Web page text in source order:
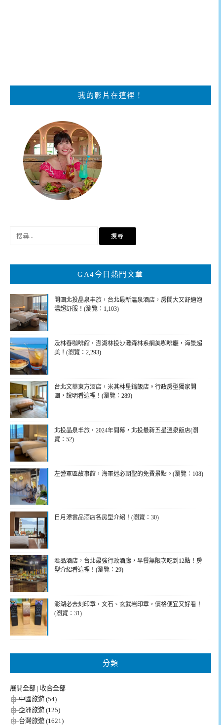
我的影片在這裡！
鍵
GA4今日熱門文章
開團北投晶泉丰旅，台北最新溫泉酒店，房間大又舒適泡
湯超舒服！(瀏覽：1,103)
及林春咖啡館，澎湖林投沙灘森林系網美咖啡廳，海景超
美！(瀏覽：2,293)
台北文華東方酒店，米其林星鑰飯店。行政房型獨家開
團，說明看這裡！(瀏覽：289)
北投晶泉丰旅，2024年開幕，北投最新五星溫泉飯店(瀏
覽：52)
左營軍區故事館，海軍迷必朝聖的免費景點。(瀏覽：108)
日月潭雲品酒店各房型介紹！(瀏覽：30)
君品酒店，台北最強行政酒廊，早餐無限次吃到12點！房
型介紹看這裡！(瀏覽：29)
澎湖必去刻印章，文石、玄武岩印章，價格便宜又好看！
(瀏覽：31)
分類
展開全部 | 收合全部
中國旅遊 (54)
亞洲旅遊 (125)
台灣旅遊 (1621)